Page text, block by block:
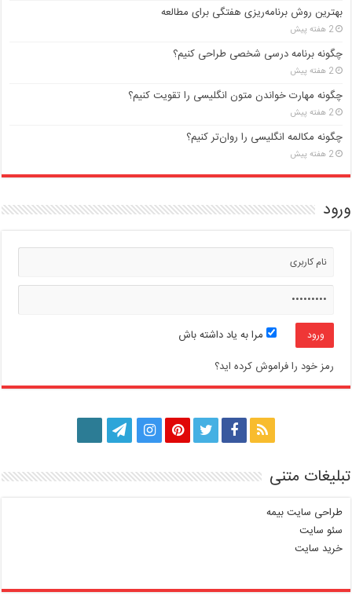
بهترین روش برنامه‌ریزی هفتگی برای مطالعه
2 هفته پیش
چگونه برنامه درسی شخصی طراحی کنیم؟
2 هفته پیش
چگونه مهارت خواندن متون انگلیسی را تقویت کنیم؟
2 هفته پیش
چگونه مکالمه انگلیسی را روان‌تر کنیم؟
2 هفته پیش
ورود
مرا به یاد داشته باش
رمز خود را فراموش کرده اید؟
تبلیغات متنی
طراحی سایت بیمه
سئو سایت
خرید سایت